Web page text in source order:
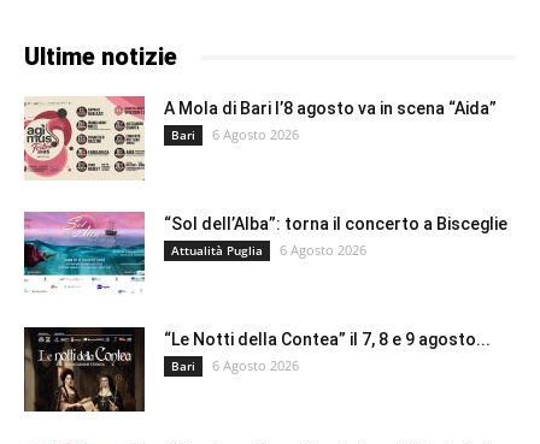
Ultime notizie
A Mola di Bari l’8 agosto va in scena “Aida”
Bari 6 Agosto 2026
“Sol dell’Alba”: torna il concerto a Bisceglie
Attualità Puglia 6 Agosto 2026
“Le Notti della Contea” il 7, 8 e 9 agosto...
Bari 6 Agosto 2026